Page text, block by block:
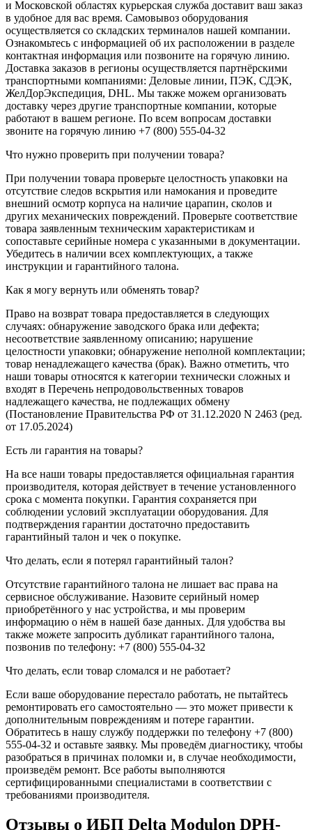
и Московской областях курьерская служба доставит ваш заказ
в удобное для вас время. Самовывоз оборудования
осуществляется со складских терминалов нашей компании.
Ознакомьтесь с информацией об их расположении в разделе
контактная информация или позвоните на горячую линию.
Доставка заказов в регионы осуществляется партнёрскими
транспортными компаниями: Деловые линии, ПЭК, СДЭК,
ЖелДорЭкспедиция, DHL. Мы также можем организовать
доставку через другие транспортные компании, которые
работают в вашем регионе. По всем вопросам доставки
звоните на горячую линию +7 (800) 555-04-32
Что нужно проверить при получении товара?
При получении товара проверьте целостность упаковки на
отсутствие следов вскрытия или намокания и проведите
внешний осмотр корпуса на наличие царапин, сколов и
других механических повреждений. Проверьте соответствие
товара заявленным техническим характеристикам и
сопоставьте серийные номера с указанными в документации.
Убедитесь в наличии всех комплектующих, а также
инструкции и гарантийного талона.
Как я могу вернуть или обменять товар?
Право на возврат товара предоставляется в следующих
случаях: обнаружение заводского брака или дефекта;
несоответствие заявленному описанию; нарушение
целостности упаковки; обнаружение неполной комплектации;
товар ненадлежащего качества (брак). Важно отметить, что
наши товары относятся к категории технически сложных и
входят в Перечень непродовольственных товаров
надлежащего качества, не подлежащих обмену
(Постановление Правительства РФ от 31.12.2020 N 2463 (ред.
от 17.05.2024)
Есть ли гарантия на товары?
На все наши товары предоставляется официальная гарантия
производителя, которая действует в течение установленного
срока с момента покупки. Гарантия сохраняется при
соблюдении условий эксплуатации оборудования. Для
подтверждения гарантии достаточно предоставить
гарантийный талон и чек о покупке.
Что делать, если я потерял гарантийный талон?
Отсутствие гарантийного талона не лишает вас права на
сервисное обслуживание. Назовите серийный номер
приобретённого у нас устройства, и мы проверим
информацию о нём в нашей базе данных. Для удобства вы
также можете запросить дубликат гарантийного талона,
позвонив по телефону: +7 (800) 555-04-32
Что делать, если товар сломался и не работает?
Если ваше оборудование перестало работать, не пытайтесь
ремонтировать его самостоятельно — это может привести к
дополнительным повреждениям и потере гарантии.
Обратитесь в нашу службу поддержки по телефону +7 (800)
555-04-32 и оставьте заявку. Мы проведём диагностику, чтобы
разобраться в причинах поломки и, в случае необходимости,
произведём ремонт. Все работы выполняются
сертифицированными специалистами в соответствии с
требованиями производителя.
Отзывы о ИБП Delta Modulon DPH-